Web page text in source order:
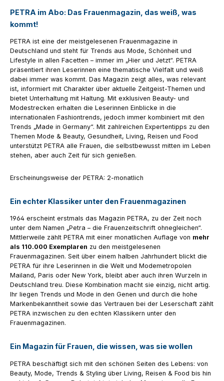
PETRA im Abo: Das Frauenmagazin, das weiß, was
kommt!
PETRA ist eine der meistgelesenen Frauenmagazine in
Deutschland und steht für Trends aus Mode, Schönheit und
Lifestyle in allen Facetten – immer im „Hier und Jetzt“. PETRA
präsentiert ihren Leserinnen eine thematische Vielfalt und weiß
dabei immer was kommt. Das Magazin zeigt alles, was relevant
ist, informiert mit Charakter über aktuelle Zeitgeist-Themen und
bietet Unterhaltung mit Haltung. Mit exklusiven Beauty- und
Modestrecken erhalten die Leserinnen Einblicke in die
internationalen Fashiontrends, jedoch immer kombiniert mit den
Trends „Made in Germany“. Mit zahlreichen Expertentipps zu den
Themen Mode & Beauty, Gesundheit, Living, Reisen und Food
unterstützt PETRA alle Frauen, die selbstbewusst mitten im Leben
stehen, aber auch Zeit für sich genießen.
Erscheinungsweise der PETRA: 2-monatlich
Ein echter Klassiker unter den Frauenmagazinen
1964 erscheint erstmals das Magazin PETRA, zu der Zeit noch
unter dem Namen „Petra – die Frauenzeitschrift ohnegleichen“.
Mittlerweile zählt PETRA mit einer monatlichen Auflage von mehr
als 110.000 Exemplaren zu den meistgelesenen
Frauenmagazinen. Seit über einem halben Jahrhundert blickt die
PETRA für ihre Leserinnen in die Welt und Modemetropolen
Mailand, Paris oder New York, bleibt aber auch ihren Wurzeln in
Deutschland treu. Diese Kombination macht sie einzig, nicht artig.
Ihr liegen Trends und Mode in den Genen und durch die hohe
Markenbekanntheit sowie das Vertrauen bei der Leserschaft zählt
PETRA inzwischen zu den echten Klassikern unter den
Frauenmagazinen.
Ein Magazin für Frauen, die wissen, was sie wollen
PETRA beschäftigt sich mit den schönen Seiten des Lebens: von
Beauty, Mode, Trends & Styling über Living, Reisen & Food bis hin